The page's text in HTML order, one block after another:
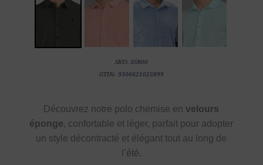
SKU: 35800
GTIN: 9306621025899
Découvrez notre polo chemise envelours
éponge, confortable et léger, parfait pour adopter
un style décontracté et élégant tout au long de
l’été.